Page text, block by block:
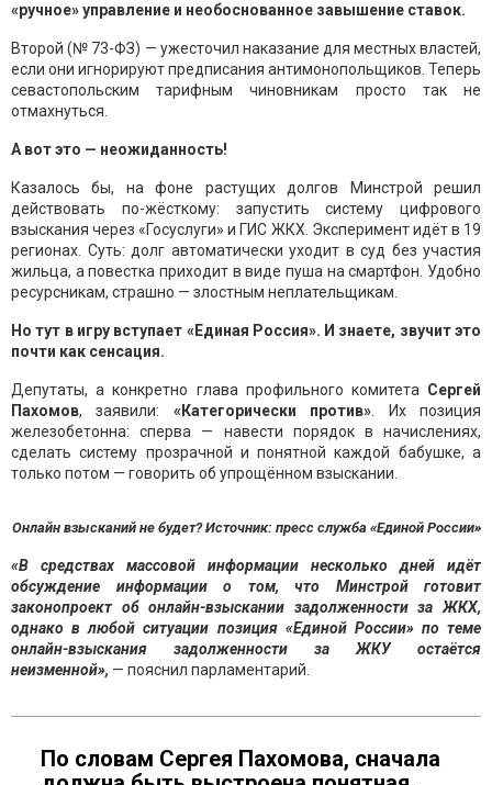
«ручное» управление и необоснованное завышение ставок.
Второй (№ 73-ФЗ) — ужесточил наказание для местных властей,
если они игнорируют предписания антимонопольщиков. Теперь
севастопольским тарифным чиновникам просто так не
отмахнуться.
А вот это — неожиданность!
Казалось бы, на фоне растущих долгов Минстрой решил
действовать по-жёсткому: запустить систему цифрового
взыскания через «Госуслуги» и ГИС ЖКХ. Эксперимент идёт в 19
регионах. Суть: долг автоматически уходит в суд без участия
жильца, а повестка приходит в виде пуша на смартфон. Удобно
ресурсникам, страшно — злостным неплательщикам.
Но тут в игру вступает «Единая Россия». И знаете, звучит это
почти как сенсация.
Депутаты, а конкретно глава профильного комитета Сергей
Пахомов, заявили: «Категорически против» . Их позиция
железобетонна: сперва — навести порядок в начислениях,
сделать систему прозрачной и понятной каждой бабушке, а
только потом — говорить об упрощённом взыскании.
Онлайн взысканий не будет? Источник: пресс служба «Единой России»
«В средствах массовой информации несколько дней идёт
обсуждение информации о том, что Минстрой готовит
законопроект об онлайн-взыскании задолженности за ЖКХ,
однако в любой ситуации позиция «Единой России» по теме
онлайн-взыскания задолженности за ЖКУ остаётся
неизменной», — пояснил парламентарий.
По словам Сергея Пахомова, сначала